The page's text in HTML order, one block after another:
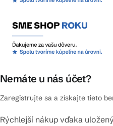
Nemáte u nás účet?
Zaregistrujte sa a získajte tieto
Rýchlejší nákup vďaka